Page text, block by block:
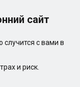
сайт
случится с вами в
и риск.